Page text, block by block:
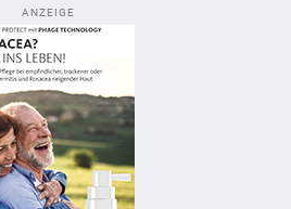
ANZEIGE